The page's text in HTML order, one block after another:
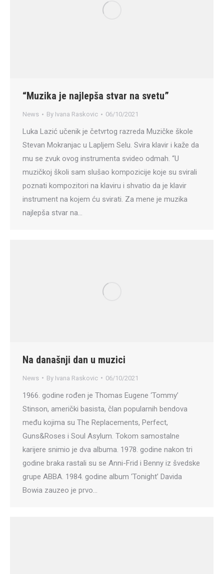
“Muzika je najlepša stvar na svetu”
News By Ivana Raskovic 06/10/2021
Luka Lazić učenik je četvrtog razreda Muzičke škole
Stevan Mokranjac u Lapljem Selu. Svira klavir i kaže da
mu se zvuk ovog instrumenta svideo odmah. “U
muzičkoj školi sam slušao kompozicije koje su svirali
poznati kompozitori na klaviru i shvatio da je klavir
instrument na kojem ću svirati. Za mene je muzika
najlepša stvar na…
Na današnji dan u muzici
News By Ivana Raskovic 06/10/2021
1966. godine rođen je Thomas Eugene ‘Tommy’
Stinson, američki basista, član popularnih bendova
među kojima su The Replacements, Perfect,
Guns&Roses i Soul Asylum. Tokom samostalne
karijere snimio je dva albuma. 1978. godine nakon tri
godine braka rastali su se Anni-Frid i Benny iz švedske
grupe ABBA. 1984. godine album ‘Tonight’ Davida
Bowia zauzeo je prvo…